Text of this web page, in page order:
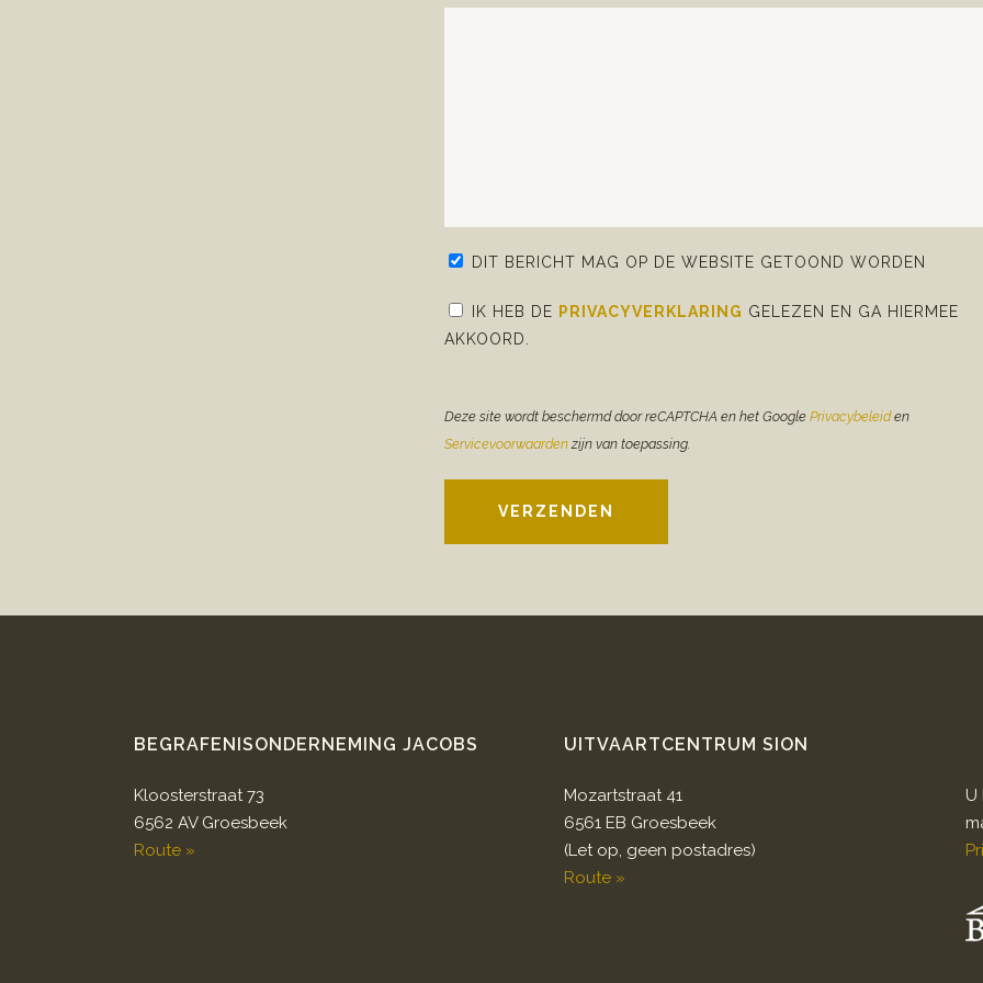
DIT BERICHT MAG OP DE WEBSITE GETOOND WORDEN
IK HEB DE PRIVACYVERKLARING GELEZEN EN GA HIERMEE
AKKOORD.
Deze site wordt beschermd door reCAPTCHA en het Google Privacybeleiden
Servicevoorwaardenzijn van toepassing.
VERZENDEN
BEGRAFENISONDERNEMING JACOBS
Kloosterstraat 73
6562 AV Groesbeek
Route »
UITVAARTCENTRUM SION
Mozartstraat 41
6561 EB Groesbeek
(Let op, geen postadres)
Route »
U